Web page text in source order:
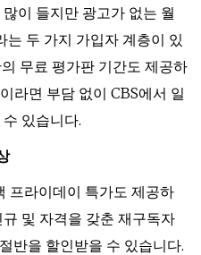
이 들지만 광고가 없는 월
두 가지 가입자 계층이 있
무료 평가판 기간도 제공하
라면 부담 없이 CBS에서 일
있습니다.
프라이데이 특가도 제공하
및 자격을 갖춘 재구독자
반을 할인받을 수 있습니다.